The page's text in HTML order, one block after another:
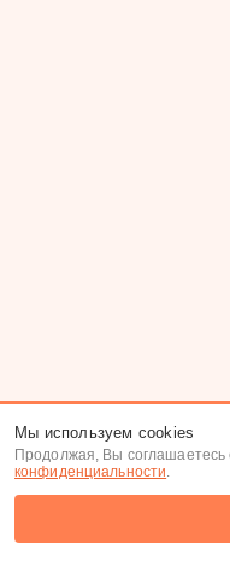
Мы используем cookies
Продолжая, Вы соглашаетесь
конфиденциальности.